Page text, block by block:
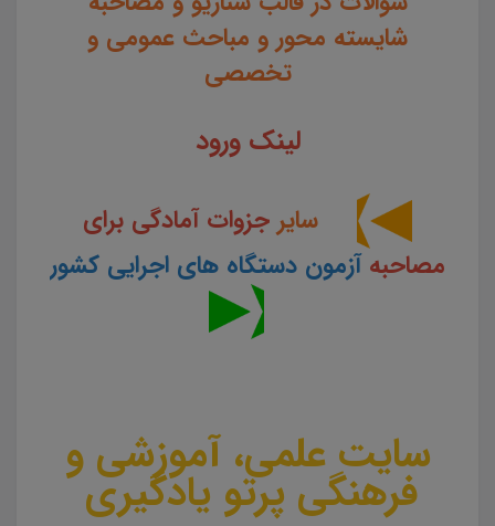
شایسته محور و مباحث عمومی و
تخصصی
لینک ورود
سایر جزوات آمادگی برای
مصاحبهآزمون دستگاه های اجرایی کشور
سایت علمی، آموزشی و
فرهنگی پرتو یادگیری